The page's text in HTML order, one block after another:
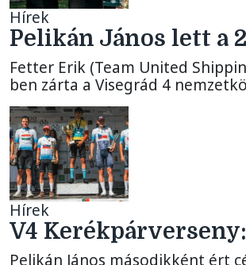
Hírek
Pelikán János lett a
Fetter Erik (Team United
ben zárta a Visegrád 4
Hírek
V4 Kerékpárverseny:
Pelikán János másodikként ért